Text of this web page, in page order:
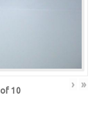
of 10 › »